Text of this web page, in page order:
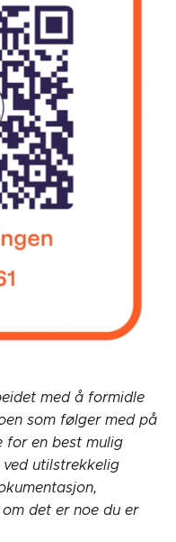
med å formidle
som følger med på
for en best mulig
utilstrekkelig
det er noe du er